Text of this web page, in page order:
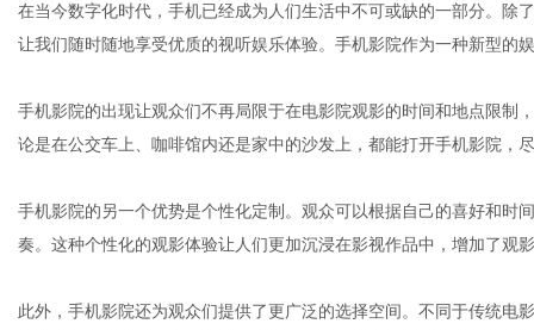
在当今数字化时代，手机已经成为人们生活中不可或缺的一部分。除
让我们随时随地享受优质的视听娱乐体验。手机影院作为一种新型的
手机影院的出现让观众们不再局限于在电影院观影的时间和地点限制
论是在公交车上、咖啡馆内还是家中的沙发上，都能打开手机影院，
手机影院的另一个优势是个性化定制。观众可以根据自己的喜好和时
奏。这种个性化的观影体验让人们更加沉浸在影视作品中，增加了观
此外，手机影院还为观众们提供了更广泛的选择空间。不同于传统电